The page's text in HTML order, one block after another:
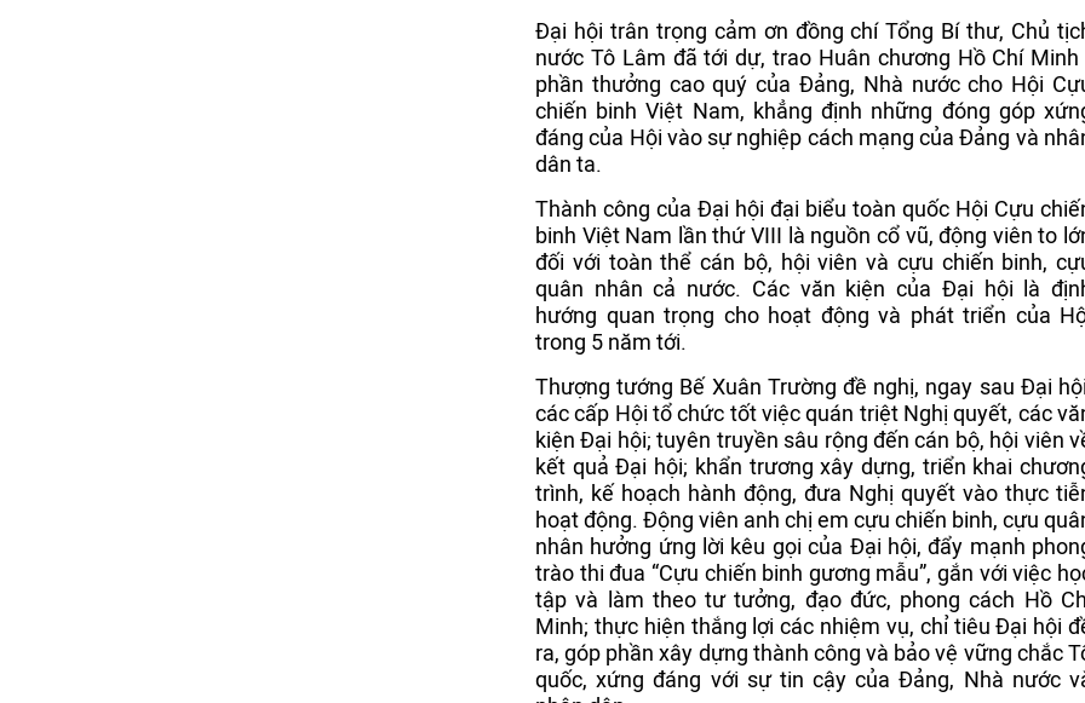
Đại hội trân trọng cảm ơn đồng chí Tổng Bí thư, Chủ
nước Tô Lâm đã tới dự, trao Huân chương Hồ Chí Minh
phần thưởng cao quý của Đảng, Nhà nước cho Hội
chiến binh Việt Nam, khẳng định những đóng góp
đáng của Hội vào sự nghiệp cách mạng của Đảng và
dân ta.
Thành công của Đại hội đại biểu toàn quốc Hội Cựu
binh Việt Nam lần thứ VIII là nguồn cổ vũ, động viên to
đối với toàn thể cán bộ, hội viên và cựu chiến binh,
quân nhân cả nước. Các văn kiện của Đại hội là
hướng quan trọng cho hoạt động và phát triển của
trong 5 năm tới.
Thượng tướng Bế Xuân Trường đề nghị, ngay sau Đại
các cấp Hội tổ chức tốt việc quán triệt Nghị quyết, các
kiện Đại hội; tuyên truyền sâu rộng đến cán bộ, hội viên
kết quả Đại hội; khẩn trương xây dựng, triển khai
trình, kế hoạch hành động, đưa Nghị quyết vào thực
hoạt động. Động viên anh chị em cựu chiến binh, cựu
nhân hưởng ứng lời kêu gọi của Đại hội, đẩy mạnh
trào thi đua “Cựu chiến binh gương mẫu”, gắn với việc
tập và làm theo tư tưởng, đạo đức, phong cách Hồ
Minh; thực hiện thắng lợi các nhiệm vụ, chỉ tiêu Đại hội
ra, góp phần xây dựng thành công và bảo vệ vững chắc
quốc, xứng đáng với sự tin cậy của Đảng, Nhà nước